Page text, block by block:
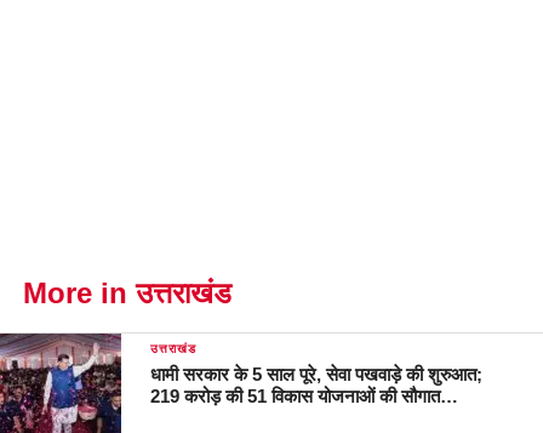
More in उत्तराखंड
उत्तराखंड
धामी सरकार के 5 साल पूरे, सेवा पखवाड़े की शुरुआत;
219 करोड़ की 51 विकास योजनाओं की सौगात…